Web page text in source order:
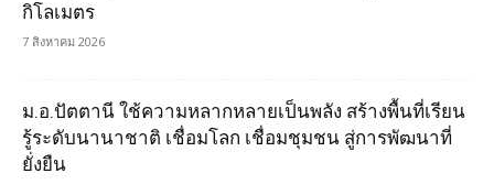
กิโลเมตร
7 สิงหาคม 2026
ม.อ.ปัตตานี ใช้ความหลากหลายเป็นพลัง สร้างพื้นที่เรียน
รู้ระดับนานาชาติ เชื่อมโลก เชื่อมชุมชน สู่การพัฒนาที่
ยั่งยืน